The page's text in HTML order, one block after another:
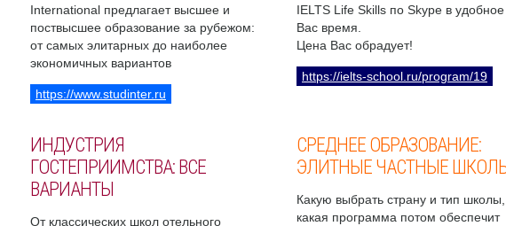
International предлагает высшее и
поствысшее образование за рубежом:
от самых элитарных до наиболее
экономичных вариантов
https://www.studinter.ru
IELTS Life Skills по Skype в
Вас время.
Цена Вас обрадует!
https://ielts-school.ru/program/19
ИНДУСТРИЯ
ГОСТЕПРИИМСТВА: ВСЕ
ВАРИАНТЫ
От классических школ отельного
СРЕДНЕЕ ОБРАЗОВАНИЕ:
ЭЛИТНЫЕ ЧАСТНЫЕ
Какую выбрать страну и тип школы,
какая программа потом обеспечит